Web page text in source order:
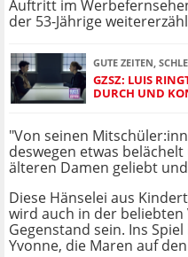
Auftritt im
der 53-Jährige
GUTE ZEITEN,
GZSZ: LUIS
DURCH UND
"Von seinen
deswegen etwas
älteren Damen geliebt
Diese Hänselei aus
wird auch in der beliebten
Gegenstand sein. Ins
Yvonne, die Maren auf